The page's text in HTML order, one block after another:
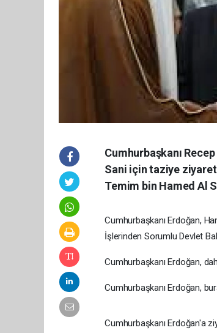
Cumhurbaşkanı
Sani için taziye
Temim bin Hamed Al
Cumhurbaşkanı Erdoğan,
İşlerinden Sorumlu Devlet
Cumhurbaşkanı Erdoğan,
Cumhurbaşkanı Erdoğan,
Cumhurbaşkanı Erdoğan'a